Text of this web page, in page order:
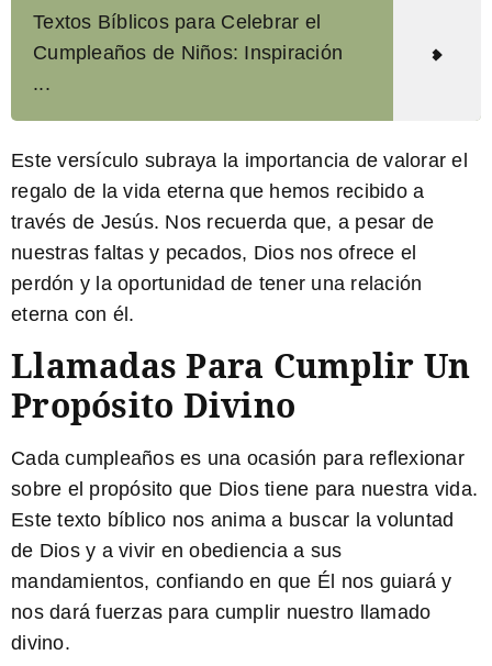
Textos Bíblicos para Celebrar el
Cumpleaños de Niños: Inspiración
...
Este versículo subraya la importancia de valorar el
regalo de la vida eterna que hemos recibido a
través de Jesús. Nos recuerda que, a pesar de
nuestras faltas y pecados, Dios nos ofrece el
perdón y la oportunidad de tener una relación
eterna con él.
Llamadas Para Cumplir Un
Propósito Divino
Cada cumpleaños es una ocasión para reflexionar
sobre el propósito que Dios tiene para nuestra vida.
Este texto bíblico nos anima a buscar la voluntad
de Dios y a vivir en obediencia a sus
mandamientos, confiando en que Él nos guiará y
nos dará fuerzas para cumplir nuestro llamado
divino.